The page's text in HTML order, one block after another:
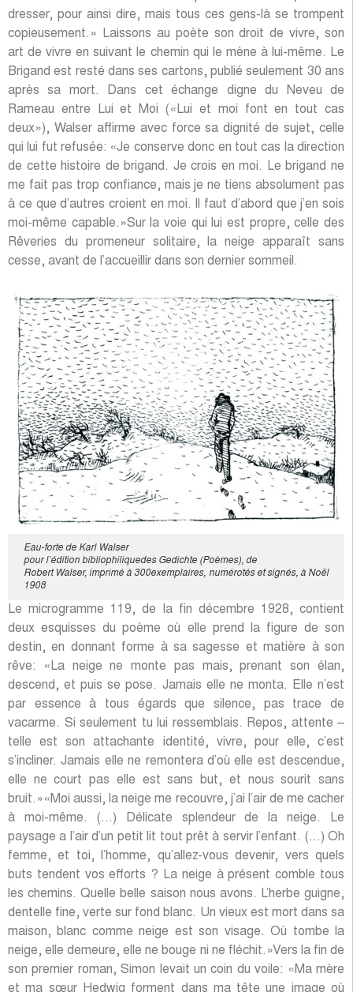
dresser, pour ainsi dire, mais tous ces gens-là se trompent
copieusement.» Laissons au poète son droit de vivre, son
art de vivre en suivant le chemin qui le mène à lui-même. Le
Brigand est resté dans ses cartons, publié seulement 30 ans
après sa mort. Dans cet échange digne du Neveu de
Rameau entre Lui et Moi («Lui et moi font en tout cas
deux»), Walser affirme avec force sa dignité de sujet, celle
qui lui fut refusée: «Je conserve donc en tout cas la direction
de cette histoire de brigand. Je crois en moi. Le brigand ne
me fait pas trop confiance, mais je ne tiens absolument pas
à ce que d’autres croient en moi. Il faut d’abord que j’en sois
moi-même capable.»Sur la voie qui lui est propre, celle des
Rêveries du promeneur solitaire, la neige apparaît sans
cesse, avant de l’accueillir dans son dernier sommeil.
Eau-forte de Karl Walser
pour l’édition bibliophiliquedes Gedichte (Poèmes), de
Robert Walser, imprimé à 300exemplaires, numérotés et signés, à Noël
1908
Le microgramme 119, de la fin décembre 1928, contient
deux esquisses du poème où elle prend la figure de son
destin, en donnant forme à sa sagesse et matière à son
rêve: «La neige ne monte pas mais, prenant son élan,
descend, et puis se pose. Jamais elle ne monta. Elle n’est
par essence à tous égards que silence, pas trace de
vacarme. Si seulement tu lui ressemblais. Repos, attente –
telle est son attachante identité, vivre, pour elle, c’est
s’incliner. Jamais elle ne remontera d’où elle est descendue,
elle ne court pas elle est sans but, et nous sourit sans
bruit.»«Moi aussi, la neige me recouvre, j’ai l’air de me cacher
à moi-même. (…) Délicate splendeur de la neige. Le
paysage a l’air d’un petit lit tout prêt à servir l’enfant. (…) Oh
femme, et toi, l’homme, qu’allez-vous devenir, vers quels
buts tendent vos efforts ? La neige à présent comble tous
les chemins. Quelle belle saison nous avons. L’herbe guigne,
dentelle fine, verte sur fond blanc. Un vieux est mort dans sa
maison, blanc comme neige est son visage. Où tombe la
neige, elle demeure, elle ne bouge ni ne fléchit.»Vers la fin de
son premier roman, Simon levait un coin du voile: «Ma mère
et ma sœur Hedwig forment dans ma tête une image où